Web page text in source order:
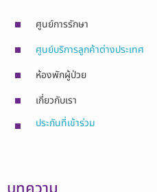
ศูนย์การรักษา
ศูนย์บริการลูกค้าต่างประเทศ
ห้องพักผู้ป่วย
เกี่ยวกับเรา
ประกันที่เข้าร่วม